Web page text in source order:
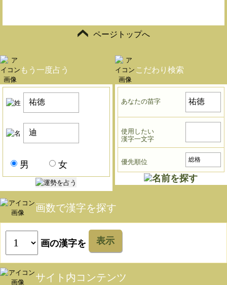
ページトップへ
もう一度占う
男 女
こだわり検索
あなたの苗字
使用したい
漢字一文字
優先順位
画数で漢字を探す
画の漢字を 表示
サイト内コンテンツ